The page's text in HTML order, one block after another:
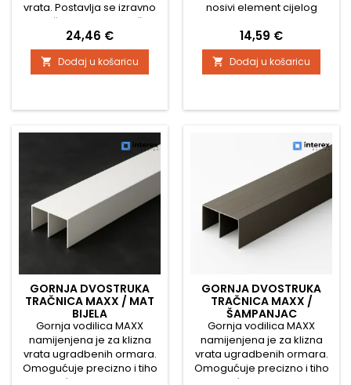
vrata. Postavlja se izravno
na ručku kliznih vrata, što
omogućuje jednostavnu i
brzu montažu bez potrebe
za intervencijom u
konstrukciju ormara ili
vitrine, uredski namještaj ili
je potrebno zaštititi sadržaj
od nepoželjnog otvaranja....
Cijena
24,46 €
 Dodaj u košaricu
nosivi element cijelog
Osiguravaju precizno
vođenje vrata i
istovremeno nose njihovu
težinu – zato je bitno
i stabilnu podlogu koja
dvostruko vođenje, što ju
čini prikladnom za ormare
s...
Cijena
14,59 €
 Dodaj u košaricu
GORNJA DVOSTRUKA
TRAČNICA MAXX / MAT
BIJELA
Gornja vodilica MAXX
namijenjena je za klizna
vrata ugradbenih ormara.
Omogućuje precizno i tiho
GORNJA DVOSTRUKA
TRAČNICA MAXX /
ŠAMPANJAC
Gornja vodilica MAXX
namijenjena je za klizna
vrata ugradbenih ormara.
Omogućuje precizno i tiho